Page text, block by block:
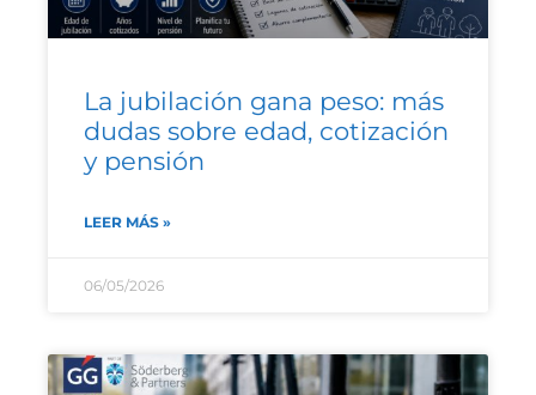
La jubilación gana peso: más
dudas sobre edad, cotización
y pensión
LEER MÁS »
06/05/2026